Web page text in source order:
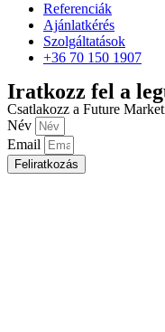
Referenciák
Ajánlatkérés
Szolgáltatások
+36 70 150 1907
Iratkozz fel a
Csatlakozz a Future
Név
Email
Feliratkozás